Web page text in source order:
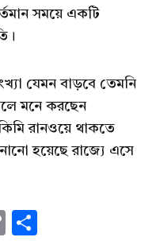
সময়ে একটি
যেমন বাড়বে তেমনি
মনে করছেন
কিমি রানওয়ে থাকতে
হয়েছে রাজ্যে এসে
Copy